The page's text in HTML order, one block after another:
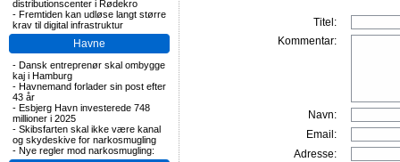
distributionscenter i Rødekro
- Fremtiden kan udløse langt større
krav til digital infrastruktur
Havne
- Dansk entreprenør skal ombygge
kaj i Hamburg
- Havnemand forlader sin post efter
43 år
- Esbjerg Havn investerede 748
millioner i 2025
- Skibsfarten skal ikke være kanal
og skydeskive for narkosmugling
- Nye regler mod narkosmugling:
Titel:
Kommentar:
Navn:
Email:
Adresse: